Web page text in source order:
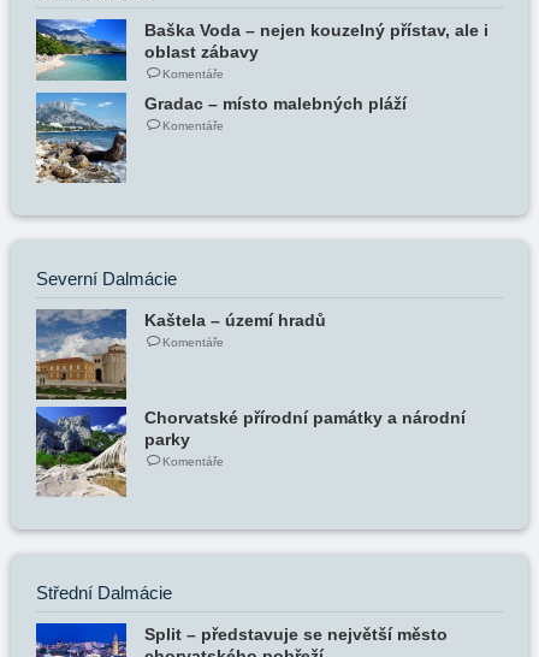
Baška Voda – nejen kouzelný přístav, ale i
oblast zábavy
Komentáře
Gradac – místo malebných pláží
Komentáře
Severní Dalmácie
Kaštela – území hradů
Komentáře
Chorvatské přírodní památky a národní
parky
Komentáře
Střední Dalmácie
Split – představuje se největší město